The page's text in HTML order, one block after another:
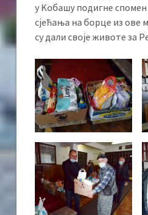
у Kобашу подигне
сјећања на борце из ове
су дали своје животе за